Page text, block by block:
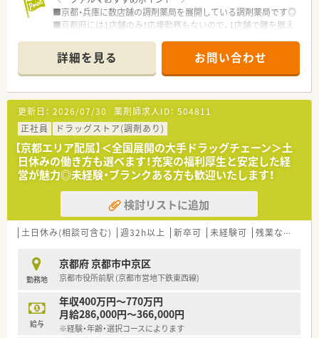
■京都・兵庫に数店舗の調剤薬局を展開している調剤薬局です◎
■京都府には1店舗のみ！応援勤務もないので、1店舗で腰を据え
■土日がお休み！平日週5日のご勤務ですので、プライベートと
の両立も図りながらご勤務いただけます♪
※曜日・時間のご相談可能です
■最寄り駅より徒歩5分とアクセス抜群！公共交通機関でお通い
いただけます◎
■患者さん一人一人と向き合い、丁寧な対応を心掛けています
詳細を見る お問い合わせ
更新日： 2026/07/30 薬剤師求人ID： 504811
正社員
ドラッグストア(調剤あり)
【京都エリア配属】＜全国展開の大手ドラッグチェーン＞土
日休みの働き方も選べます！充実の福利厚生と安定した経
営が魅力◎未経験・ブランクある方も歓迎いたします！
検討リストに追加
土日休み(相談可含む) 週32h以上 新卒可 未経験可 残業なし(ほぼなし含む)
勤務地
京都府 京都市中京区
京都市役所前駅 (京都市営地下鉄東西線)
給与
年収400万円～770万円
月給286,000円～366,000円
※経験・年齢・選択コースによります